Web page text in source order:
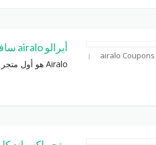
أيرالو airalo سافر بذكاء مع الشرائح الإلكترونية
Airalo‎ هو أول متجر‎ eSIM ‎في العالم يحل معاناة فواتير